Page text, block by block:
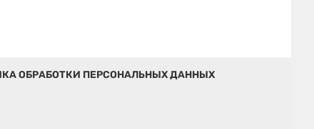
ОБРАБОТКИ ПЕРСОНАЛЬНЫХ ДАННЫХ